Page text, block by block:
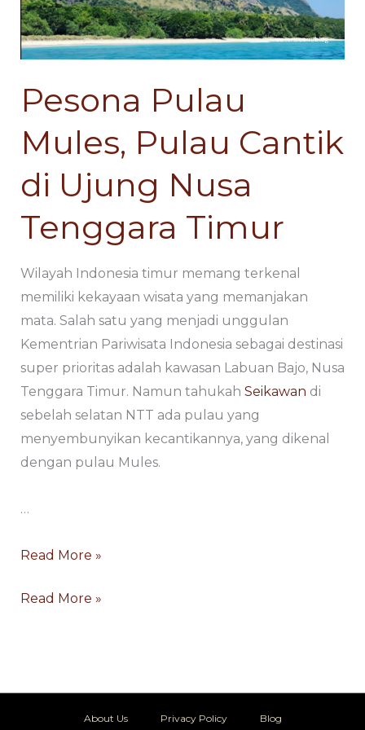
Pesona Pulau
Mules, Pulau Cantik
di Ujung Nusa
Tenggara Timur
Wilayah Indonesia timur memang terkenal
memiliki kekayaan wisata yang memanjakan
mata. Salah satu yang menjadi unggulan
Kementrian Pariwisata Indonesia sebagai destinasi
super prioritas adalah kawasan Labuan Bajo, Nusa
Tenggara Timur. Namun tahukah Seikawan di
sebelah selatan NTT ada pulau yang
menyembunyikan kecantikannya, yang dikenal
dengan pulau Mules.
…
di
Ujung
Tenggara
Read More »
di
Ujung
Tenggara
Read More »
About Us Privacy Policy Blog